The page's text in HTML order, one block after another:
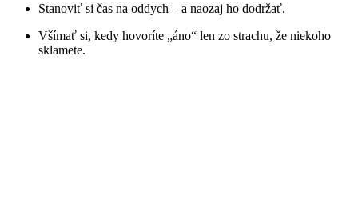
Stanoviť si čas na oddych – a naozaj ho dodržať.
Všímať si, kedy hovoríte „áno“ len zo strachu, že niekoho
sklamete.